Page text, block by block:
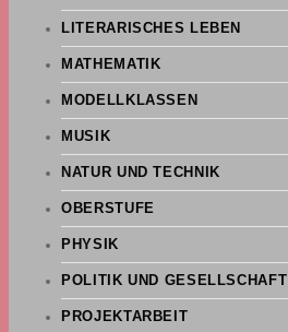
LITERARISCHES LEBEN
MATHEMATIK
MODELLKLASSEN
MUSIK
NATUR UND TECHNIK
OBERSTUFE
PHYSIK
POLITIK UND GESELLSCHAFT
PROJEKTARBEIT